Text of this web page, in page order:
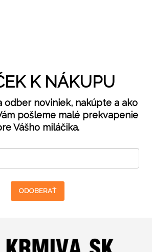
K NÁKUPU
odber noviniek, nakúpte a ako
pošleme malé prekvapenie
Vášho miláčika.
ODOBERAŤ